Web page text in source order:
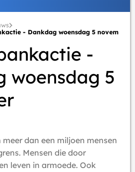
- Dankdag woensdag 5 novem
-
woensdag 5
dan een miljoen mensen
Mensen die door
leven in armoede. Ook